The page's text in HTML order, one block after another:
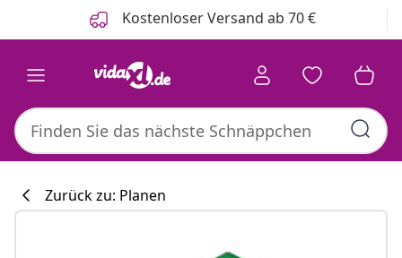
Kostenloser Versand ab 70 €
Zurück zu: Planen